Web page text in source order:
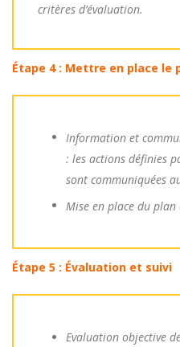
critères d’évaluation.
Étape 4 : Mettre en place le
Information et
: les actions définies
sont communiquées
Mise en place du plan
Étape 5 : Évaluation et suivi
Evaluation objective